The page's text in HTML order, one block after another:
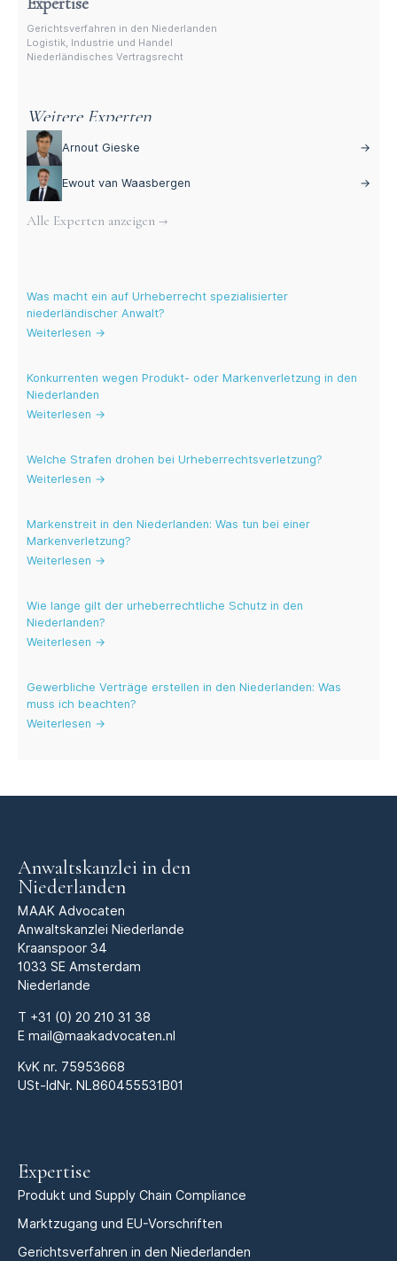
Gerichtsverfahren in den Niederlanden
Logistik, Industrie und Handel
Niederländisches Vertragsrecht
Weitere Experten
Arnout Gieske →
Ewout van Waasbergen →
Alle Experten anzeigen →
Aktuelle Blogs
Was macht ein auf Urheberrecht spezialisierter
niederländischer Anwalt?
Weiterlesen →
Konkurrenten wegen Produkt- oder Markenverletzung in den
Niederlanden
Weiterlesen →
Welche Strafen drohen bei Urheberrechtsverletzung?
Weiterlesen →
Markenstreit in den Niederlanden: Was tun bei einer
Markenverletzung?
Weiterlesen →
Wie lange gilt der urheberrechtliche Schutz in den
Niederlanden?
Weiterlesen →
Gewerbliche Verträge erstellen in den Niederlanden: Was
muss ich beachten?
Weiterlesen →
Anwaltskanzlei in den
Niederlanden
MAAK Advocaten
Anwaltskanzlei Niederlande
Kraanspoor 34
1033 SE Amsterdam
Niederlande
T +31 (0) 20 210 31 38
E mail@maakadvocaten.nl
KvK nr. 75953668
USt-IdNr. NL860455531B01
Expertise
Produkt und Supply Chain Compliance
Marktzugang und EU-Vorschriften
Gerichtsverfahren in den Niederlanden